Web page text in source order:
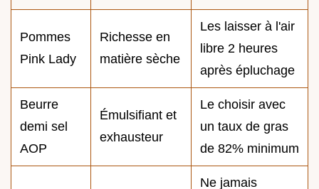
Pommes
Pink Lady
Richesse en
matière sèche
Les laisser à l'air
libre 2 heures
après épluchage
Beurre
demi sel
AOP
Émulsifiant et
exhausteur
Le choisir avec
un taux de gras
de 82% minimum
Ne jamais